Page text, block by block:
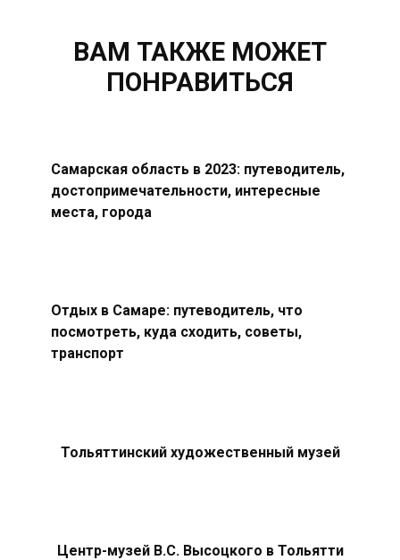
ВАМ ТАКЖЕ МОЖЕТ
ПОНРАВИТЬСЯ
Самарская область в 2023: путеводитель,
достопримечательности, интересные
места, города
Отдых в Самаре: путеводитель, что
посмотреть, куда сходить, советы,
транспорт
Тольяттинский художественный музей
Центр-музей В.С. Высоцкого в Тольятти